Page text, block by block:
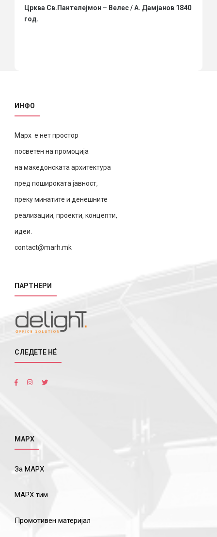
Црква Св.Пантелејмон – Велес / А. Дамјанов 1840
год.
ИНФО
Марх е нет простор
посветен на промоција
на македонската архитектура
пред пошироката јавност,
преку минатите и денешните
реализации, проекти, концепти,
идеи.
contact@marh.mk
ПАРТНЕРИ
СЛЕДЕТЕ НÉ
МАРХ
За МАРХ
МАРХ тим
Промотивен материјал